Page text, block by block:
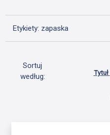
Etykiety: zapaska
Sortuj
według:
Tytuł